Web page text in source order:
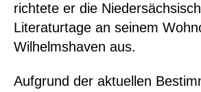
richtete er die
Literaturtage an seinem
Wilhelmshaven aus.
Aufgrund der aktuellen